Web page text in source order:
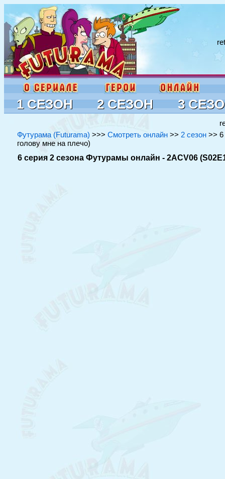
1 СЕЗОН 2 СЕЗОН 3
Футурама (Futurama) >>> Смотреть онлайн >> 2 сезон >> 6
голову мне на плечо)
6 серия 2 сезона Футурамы онлайн - 2ACV06